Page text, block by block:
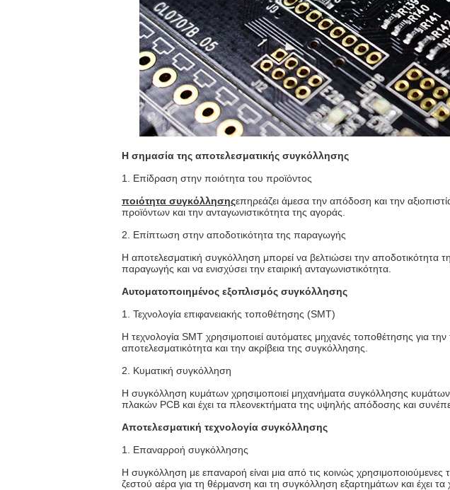
Η σημασία της αποτελεσματικής συγκόλλησης
1. Επίδραση στην ποιότητα του προϊόντος
ποιότητα συγκόλλησηςεπηρεάζει άμεσα την απόδοση και την
προϊόντων και την ανταγωνιστικότητα της αγοράς.
2. Επίπτωση στην αποδοτικότητα της παραγωγής
Η αποτελεσματική συγκόλληση μπορεί να βελτιώσει την
παραγωγής και να ενισχύσει την εταιρική ανταγωνιστικότητα.
Αυτοματοποιημένος εξοπλισμός συγκόλλησης
1. Τεχνολογία επιφανειακής τοποθέτησης (SMT)
Η τεχνολογία SMT χρησιμοποιεί αυτόματες μηχανές τοποθέτησης για
αποτελεσματικότητα και την ακρίβεια της συγκόλλησης.
2. Κυματική συγκόλληση
Η συγκόλληση κυμάτων χρησιμοποιεί μηχανήματα συγκόλλησης
πλακών PCB και έχει τα πλεονεκτήματα της υψηλής απόδοσης και
Αποτελεσματική τεχνολογία συγκόλλησης
1. Επαναρροή συγκόλλησης
Η συγκόλληση με επαναροή είναι μια από τις κοινώς χρησιμοποιούμενες
ζεστού αέρα για τη θέρμανση και τη συγκόλληση εξαρτημάτων και έχει